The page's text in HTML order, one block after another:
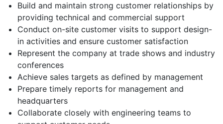
Build and maintain strong customer relationships by
providing technical and commercial support
Conduct on-site customer visits to support design-
in activities and ensure customer satisfaction
Represent the company at trade shows and industry
conferences
Achieve sales targets as defined by management
Prepare timely reports for management and
headquarters
Collaborate closely with engineering teams to